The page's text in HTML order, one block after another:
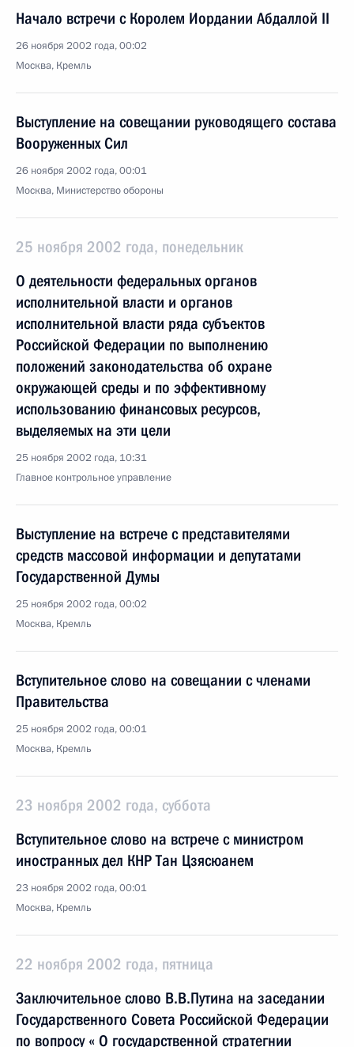
Начало встречи с Королем Иордании Абдаллой II
26 ноября 2002 года, 00:02
Москва, Кремль
Выступление на совещании руководящего состава
Вооруженных Сил
26 ноября 2002 года, 00:01
Москва, Министерство обороны
25 ноября 2002 года, понедельник
О деятельности федеральных органов
исполнительной власти и органов
исполнительной власти ряда субъектов
Российской Федерации по выполнению
положений законодательства об охране
окружающей среды и по эффективному
использованию финансовых ресурсов,
выделяемых на эти цели
25 ноября 2002 года, 10:31
Главное контрольное управление
Выступление на встрече с представителями
средств массовой информации и депутатами
Государственной Думы
25 ноября 2002 года, 00:02
Москва, Кремль
Вступительное слово на совещании с членами
Правительства
25 ноября 2002 года, 00:01
Москва, Кремль
23 ноября 2002 года, суббота
Вступительное слово на встрече с министром
иностранных дел КНР Тан Цзясюанем
23 ноября 2002 года, 00:01
Москва, Кремль
22 ноября 2002 года, пятница
Заключительное слово В.В.Путина на заседании
Государственного Совета Российской Федерации
по вопросу « О государственной стратегнии